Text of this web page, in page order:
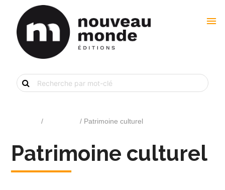
menu
Recherche
de
livre
/ / Patrimoine culturel
Patrimoine culturel